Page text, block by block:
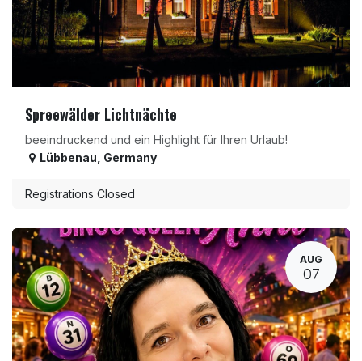
Spreewälder Lichtnächte
beeindruckend und ein Highlight für Ihren Urlaub!
Lübbenau Germany
Registrations Closed
AUG
07